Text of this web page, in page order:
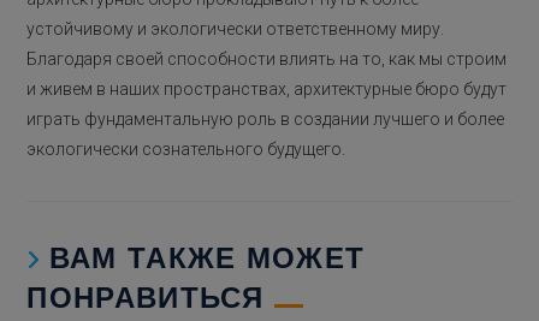
устойчивому и экологически ответственному миру.
Благодаря своей способности влиять на то, как мы строим
и живем в наших пространствах, архитектурные бюро будут
играть фундаментальную роль в создании лучшего и более
экологически сознательного будущего.
ВАМ ТАКЖЕ МОЖЕТ
ПОНРАВИТЬСЯ